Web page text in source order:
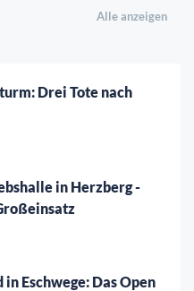
Alle anzeigen
Drei Tote nach
in Herzberg -
Eschwege: Das Open